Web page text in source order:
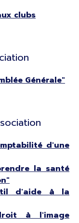
clubs
Générale"
d'une
la santé
d'aide à la
à l'image